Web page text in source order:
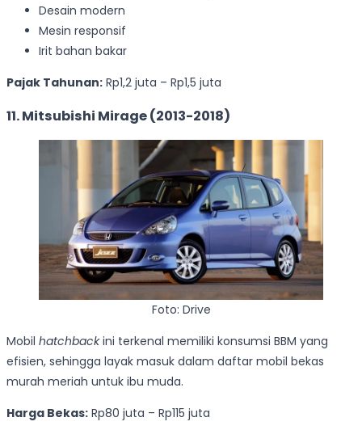
Desain modern
Mesin responsif
Irit bahan bakar
Pajak Tahunan: Rp1,2 juta – Rp1,5 juta
11. Mitsubishi Mirage (2013-2018)
Foto: Drive
Mobil hatchbackini terkenal memiliki konsumsi BBM yang
efisien, sehingga layak masuk dalam daftar mobil bekas
murah meriah untuk ibu muda.
Harga Bekas: Rp80 juta – Rp115 juta